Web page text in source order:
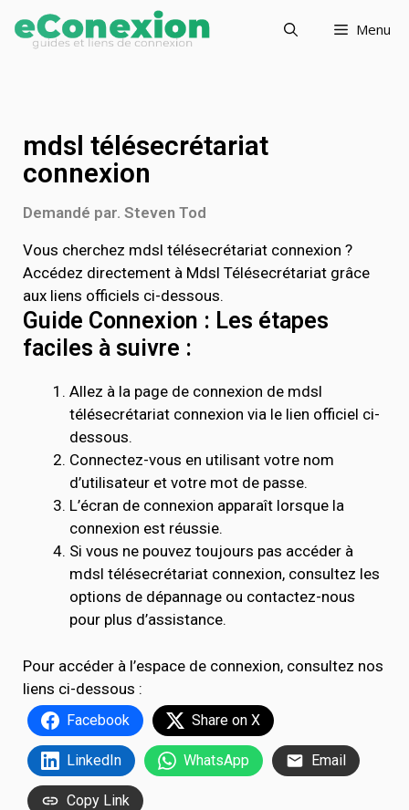
Menu
mdsl télésecrétariat
connexion
Demandé par. Steven Tod
Vous cherchez mdsl télésecrétariat connexion ?
Accédez directement à Mdsl Télésecrétariat grâce
aux liens officiels ci-dessous.
Guide Connexion : Les étapes
faciles à suivre :
Allez à la page de connexion de mdsl
télésecrétariat connexion via le lien officiel ci-
dessous.
Connectez-vous en utilisant votre nom
d’utilisateur et votre mot de passe.
L’écran de connexion apparaît lorsque la
connexion est réussie.
Si vous ne pouvez toujours pas accéder à
mdsl télésecrétariat connexion, consultez les
options de dépannage ou contactez-nous
pour plus d’assistance.
Pour accéder à l’espace de connexion, consultez nos
liens ci-dessous :
Facebook Share on X
LinkedIn WhatsApp Email
Copy Link